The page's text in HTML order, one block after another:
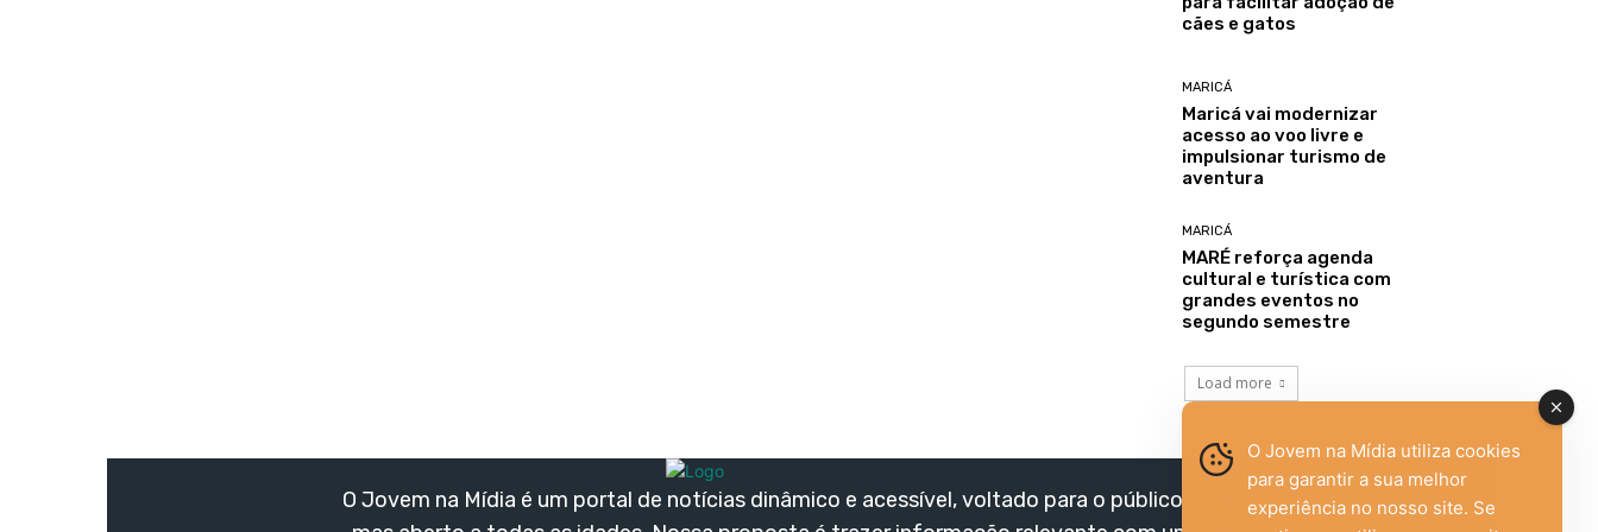
cães e gatos
MARICÁ
Maricá vai modernizar
acesso ao voo livre e
impulsionar turismo de
aventura
MARICÁ
MARÉ reforça agenda
cultural e turística com
grandes eventos no
segundo semestre
Load more
O Jovem na Mídia é um portal de notícias dinâmico e acessível, voltado para o público jovem,
O Jovem na Mídia utiliza cookies
para garantir a sua melhor
experiência no nosso site. Se